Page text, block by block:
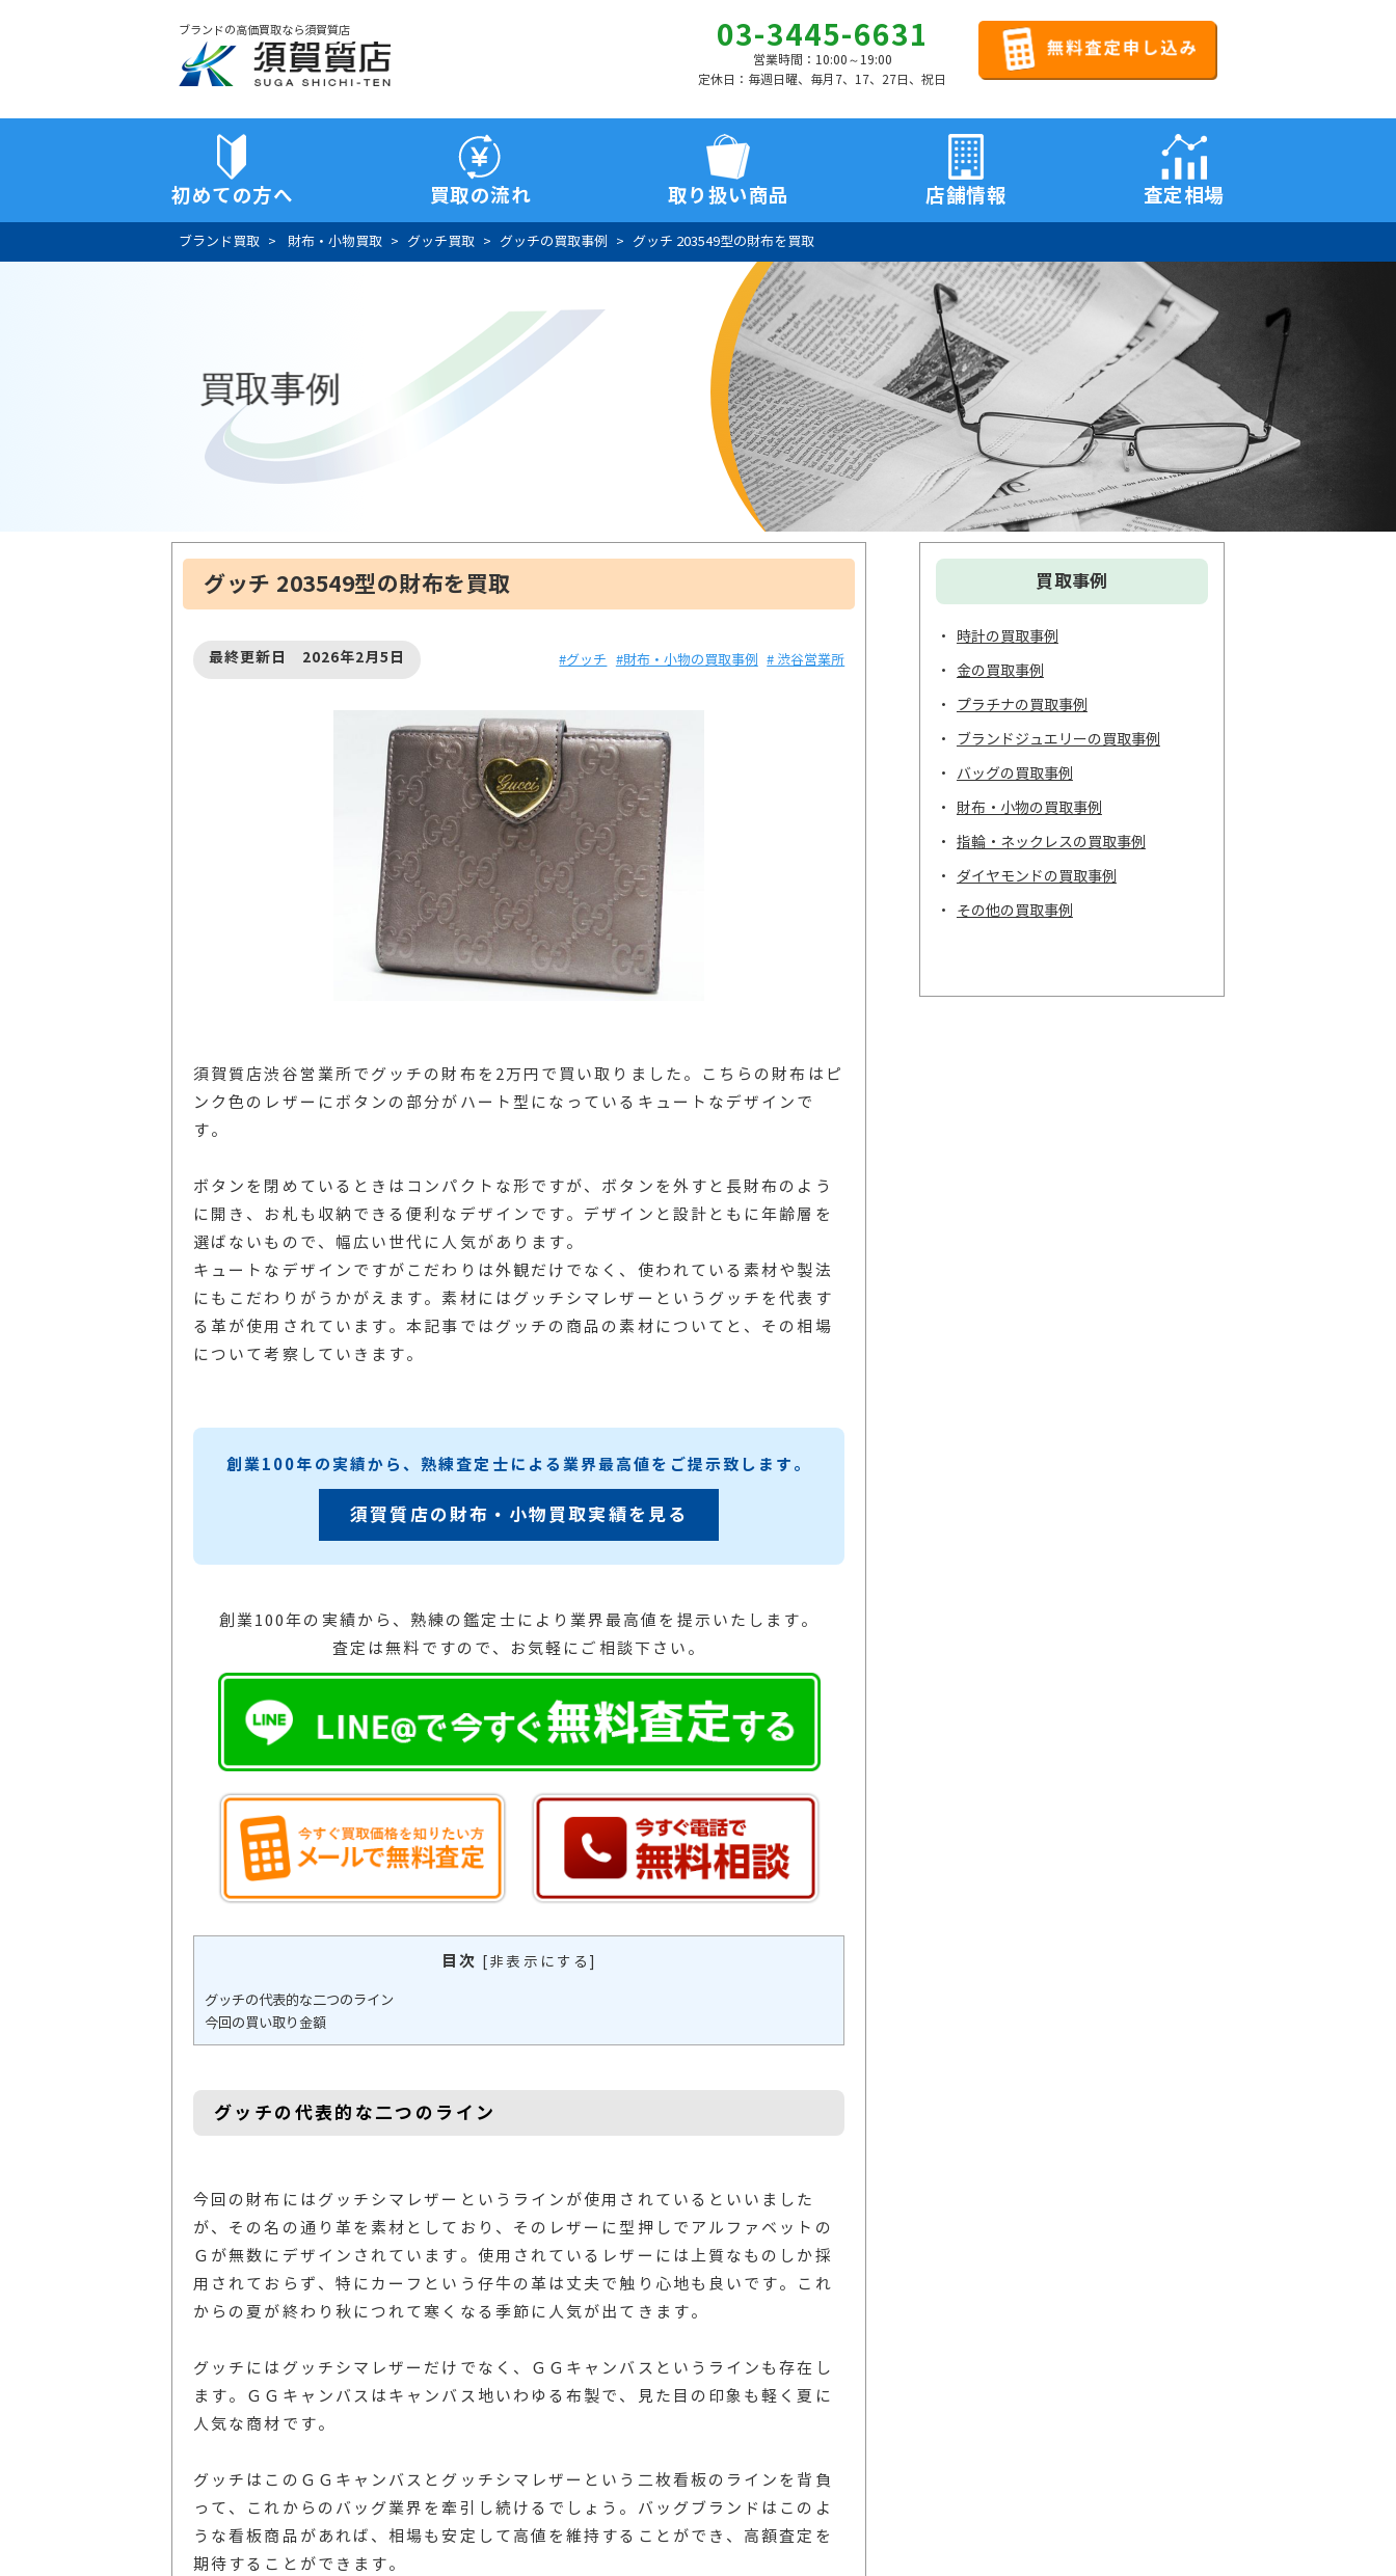
ブランドの高価買取なら須賀質店
03-3445-6631
営業時間：10:00～19:00
定休日：毎週日曜、毎月7、17、27日、祝日
初めての方へ 買取の流れ 取り扱い商品 店舗情報 査定相場
ブランド買取 財布・小物買取 グッチ買取 グッチの買取事例 グッチ 203549型の財布を買取
買取事例
グッチ 203549型の財布を買取
最終更新日 2026年2月5日 #グッチ #財布・小物の買取事例 # 渋谷営業所
須賀質店渋谷営業所でグッチの財布を2万円で買い取りました。こちらの財布はピ
ンク色のレザーにボタンの部分がハート型になっているキュートなデザインで
す。
ボタンを閉めているときはコンパクトな形ですが、ボタンを外すと長財布のよう
に開き、お札も収納できる便利なデザインです。デザインと設計ともに年齢層を
選ばないもので、幅広い世代に人気があります。
キュートなデザインですがこだわりは外観だけでなく、使われている素材や製法
にもこだわりがうかがえます。素材にはグッチシマレザーというグッチを代表す
る革が使用されています。本記事ではグッチの商品の素材についてと、その相場
について考察していきます。
創業100年の実績から、熟練査定士による業界最高値をご提示致します。
須賀質店の財布・小物買取実績を見る
創業100年の実績から、熟練の鑑定士により業界最高値を提示いたします。
査定は無料ですので、お気軽にご相談下さい。
目次 [非表示にする ]
グッチの代表的な二つのライン
今回の買い取り金額
グッチの代表的な二つのライン
今回の財布にはグッチシマレザーというラインが使用されているといいました
が、その名の通り革を素材としており、そのレザーに型押しでアルファベットの
Ｇが無数にデザインされています。使用されているレザーには上質なものしか採
用されておらず、特にカーフという仔牛の革は丈夫で触り心地も良いです。これ
からの夏が終わり秋につれて寒くなる季節に人気が出てきます。
グッチにはグッチシマレザーだけでなく、ＧＧキャンバスというラインも存在し
ます。ＧＧキャンバスはキャンバス地いわゆる布製で、見た目の印象も軽く夏に
人気な商材です。
グッチはこのＧＧキャンバスとグッチシマレザーという二枚看板のラインを背負
って、これからのバッグ業界を牽引し続けるでしょう。バッグブランドはこのよ
うな看板商品があれば、相場も安定して高値を維持することができ、高額査定を
期待することができます。
買取事例
時計の買取事例
金の買取事例
プラチナの買取事例
ブランドジュエリーの買取事例
バッグの買取事例
財布・小物の買取事例
指輪・ネックレスの買取事例
ダイヤモンドの買取事例
その他の買取事例